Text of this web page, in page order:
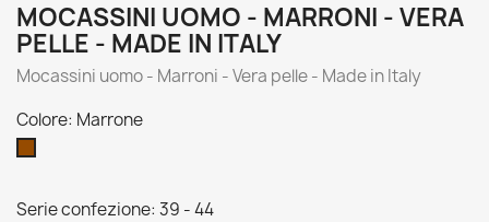
MOCASSINI UOMO - MARRONI - VERA
PELLE - MADE IN ITALY
Mocassini uomo - Marroni - Vera pelle - Made in Italy
Colore: Marrone
Serie confezione: 39 - 44